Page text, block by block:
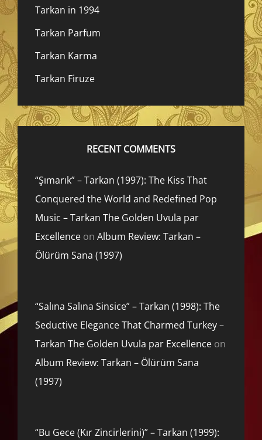
Tarkan in 1994
Tarkan Parfum
Tarkan Karma
Tarkan Firuze
RECENT COMMENTS
“Şımarık” – Tarkan (1997): The Kiss That
Conquered the World and Redefined Pop
Music – Tarkan The Golden Uvula par
Excellence on Album Review: Tarkan –
Ölürüm Sana (1997)
“Salına Salına Sinsice” – Tarkan (1998): The
Seductive Elegance That Charmed Turkey –
Tarkan The Golden Uvula par Excellence on
Album Review: Tarkan – Ölürüm Sana
(1997)
“Bu Gece (Kır Zincirlerini)” – Tarkan (1999):